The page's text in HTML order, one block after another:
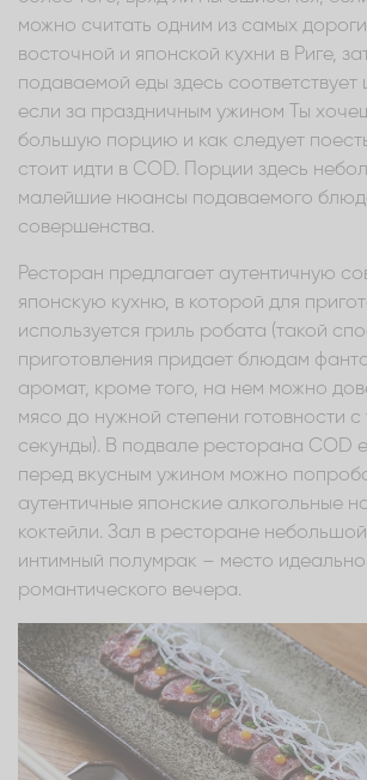
можно считать одним из самых
восточной и японской кухни в Риге,
подаваемой еды здесь соответствует
если за праздничным ужином Ты
большую порцию и как следует
стоит идти в COD. Порции здесь
малейшие нюансы подаваемого
совершенства.
Ресторан предлагает аутентичную
японскую кухню, в которой для
используется гриль робата (такой
приготовления придает блюдам
аромат, кроме того, на нем можно
мясо до нужной степени готовности
секунды). В подвале ресторана COD
перед вкусным ужином можно
аутентичные японские алкогольные
коктейли. Зал в ресторане
интимный полумрак – место
романтического вечера.